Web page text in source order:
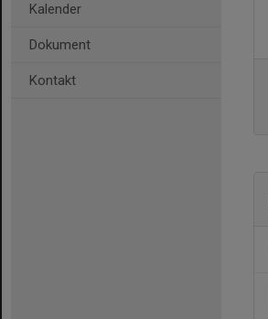
Kalender
Dokument
Kontakt